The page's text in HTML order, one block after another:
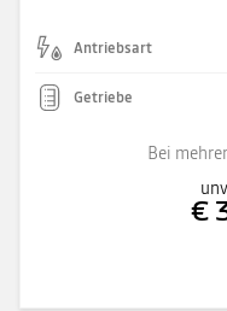
Antriebsart
Getriebe
Bei
€